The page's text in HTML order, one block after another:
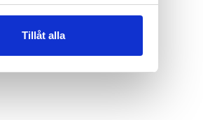
Tillåt alla